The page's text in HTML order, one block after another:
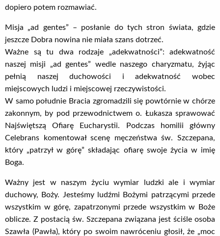
dopiero potem rozmawiać.
Misja „ad gentes” – posłanie do tych stron świata, gdzie
jeszcze Dobra nowina nie miała szans dotrzeć.
Ważne są tu dwa rodzaje „adekwatności”: adekwatność
naszej misji „ad gentes” wedle naszego charyzmatu, żyjąc
pełnią naszej duchowości i adekwatność wobec
miejscowych ludzi i miejscowej rzeczywistości.
W samo południe Bracia zgromadzili się powtórnie w chórze
zakonnym, by pod przewodnictwem o. Łukasza sprawować
Najświętszą Ofiarę Eucharystii. Podczas homilii główny
Celebrans komentował scenę męczeństwa św. Szczepana,
który „patrzył w górę” składając ofiarę swoje życia w imię
Boga.
Ważny jest w naszym życiu wymiar ludzki ale i wymiar
duchowy, Boży. Jesteśmy ludźmi Bożymi patrzącymi przede
wszystkim w górę, zapatrzonymi przede wszystkim w Boże
oblicze. Z postacią św. Szczepana związana jest ściśle osoba
Szawła (Pawła), który po swoim nawróceniu głosił, że „moc